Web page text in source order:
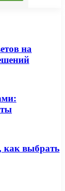
на
как выбрать